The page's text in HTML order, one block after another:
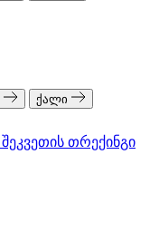
ქალი
შეკვეთის თრექინგი